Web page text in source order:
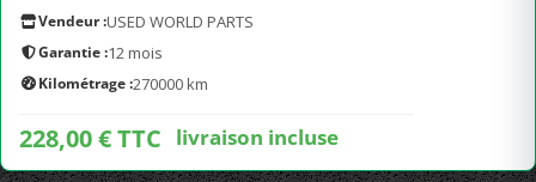
Vendeur :USED WORLD PARTS
Garantie :12 mois
Kilométrage :270000 km
228,00 € TTC livraison incluse